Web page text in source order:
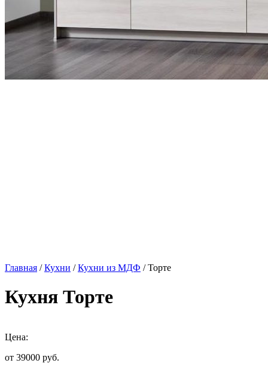
Главная /Кухни /Кухни из МДФ / Торте
Кухня Торте
Цена:
от 39000 руб.